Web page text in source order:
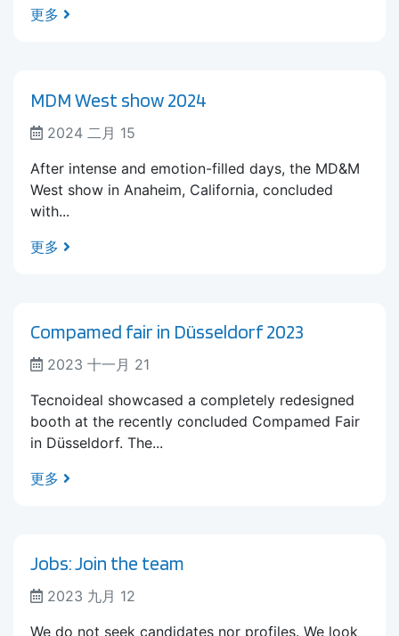
更多
MDM West show 2024
2024 二月 15
After intense and emotion-filled days, the MD&M
West show in Anaheim, California, concluded
with...
更多
Compamed fair in Düsseldorf 2023
2023 十一月 21
Tecnoideal showcased a completely redesigned
booth at the recently concluded Compamed Fair
in Düsseldorf. The...
更多
Jobs: Join the team
2023 九月 12
We do not seek candidates nor profiles. We look